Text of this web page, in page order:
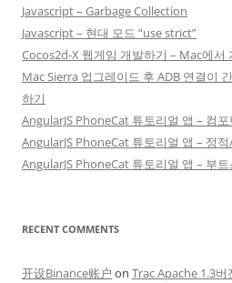
Javascript – Garbage Collection
Javascript – 현대 모드 “use strict”
Cocos2d-X 웹게임 개발하기 – Mac에서
Mac Sierra 업그레이드 후 ADB 연결이
하기
AngularJS PhoneCat 튜토리얼 앱 – 컴포
AngularJS PhoneCat 튜토리얼 앱 – 정
AngularJS PhoneCat 튜토리얼 앱 – 부
RECENT COMMENTS
开设Binance账户 on Trac Apache 1.3버